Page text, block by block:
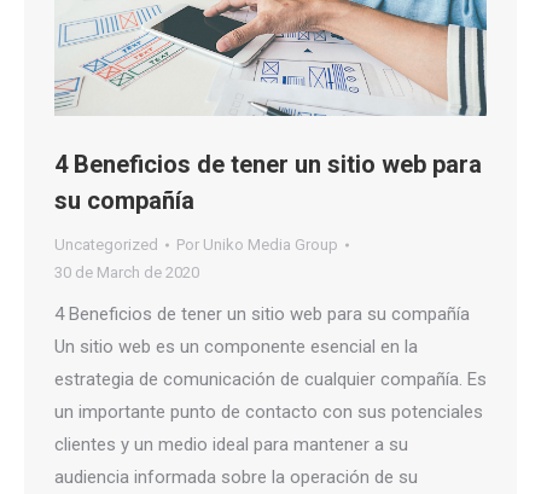
4 Beneficios de tener un sitio web para
su compañía
Uncategorized Por Uniko Media Group
30 de March de 2020
4 Beneficios de tener un sitio web para su compañía
Un sitio web es un componente esencial en la
estrategia de comunicación de cualquier compañía. Es
un importante punto de contacto con sus potenciales
clientes y un medio ideal para mantener a su
audiencia informada sobre la operación de su